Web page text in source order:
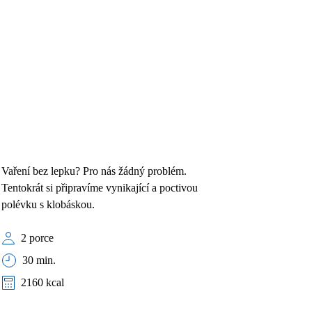
Vaření bez lepku? Pro nás žádný problém.
Tentokrát si připravíme vynikající a poctivou
polévku s klobáskou.
2 porce
30 min.
2160 kcal